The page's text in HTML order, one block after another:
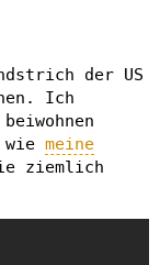
der US
Ich
meine
ziemlich